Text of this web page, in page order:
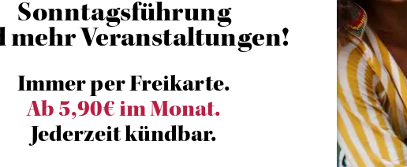
Sonntagsführung
mehr Veranstaltungen!
Immer per Freikarte.
Ab 5,90€ im Monat.
Jederzeit kündbar.